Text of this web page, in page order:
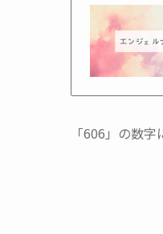
「606」の数